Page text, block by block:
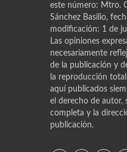
este número: Mtro.
Sánchez Basilio,
modificación: 1 de
Las opiniones
necesariamente
de la publicación y
la reproducción
aquí publicados
el derecho de autor,
completa y la
publicación.